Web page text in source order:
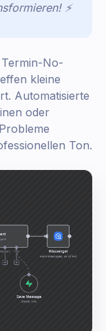
⚡
Termin-No-
kleine
Automatisierte
oder
Ton.